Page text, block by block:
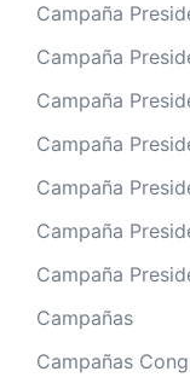
Campaña
Campaña
Campaña
Campaña
Campaña
Campaña
Campaña
Campañas
Campañas